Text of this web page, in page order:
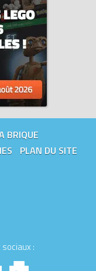
BRIQUE
PLAN DU SITE
: